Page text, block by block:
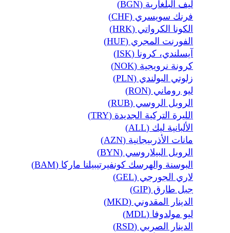
ليف البلغارية (BGN)
فرنك سويسري (CHF)
الكونا الكرواتي (HRK)
الفورنت المجري (HUF)
آيسلندي، كرونا (ISK)
كرونة نرويجية (NOK)
زلوتي البولندي (PLN)
ليو روماني (RON)
الروبل الروسي (RUB)
الليرة التركية الجديدة (TRY)
الألبانية ليك (ALL)
مانات الأذربيجانية (AZN)
الروبل البيلاروسي (BYN)
البوسنة والهرسك كونفيرتيبيلنا ماركا (BAM)
لاري الجورجي (GEL)
جبل طارق (GIP)
الدينار المقدوني (MKD)
ليو مولدوفا (MDL)
الدينار الصربي (RSD)